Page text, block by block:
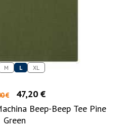
M L XL
€
47,20 €
Beep-Beep Tee Pine
Green